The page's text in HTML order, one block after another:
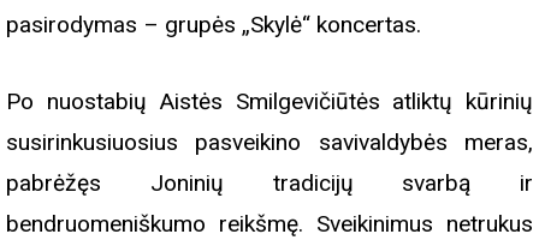
pasirodymas – grupės „Skylė“ koncertas.
Po nuostabių Aistės Smilgevičiūtės atliktų kūrinių
susirinkusiuosius pasveikino savivaldybės meras,
pabrėžęs Joninių tradicijų svarbą ir
bendruomeniškumo reikšmę. Sveikinimus netrukus